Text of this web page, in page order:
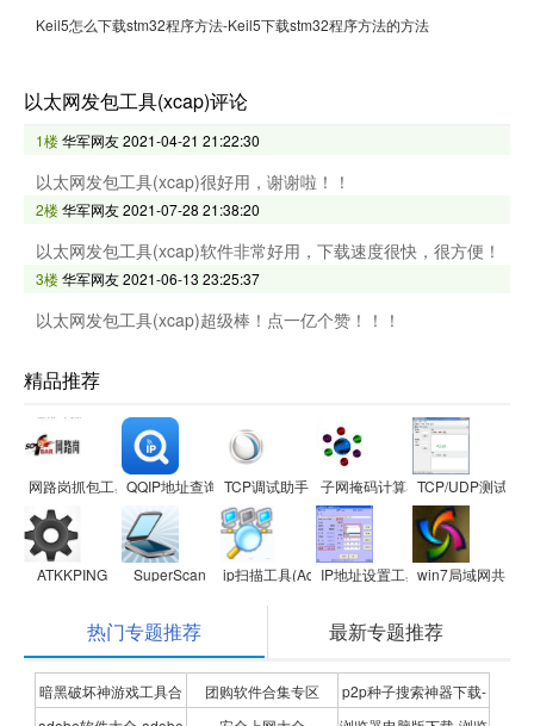
Keil5怎么下载stm32程序方法-Keil5下载stm32程序方法的方法
以太网发包工具(xcap)评论
1楼华军网友2021-04-21 21:22:30
以太网发包工具(xcap)很好用，谢谢啦！！
2楼华军网友2021-07-28 21:38:20
以太网发包工具(xcap)软件非常好用，下载速度很快，很方便！
3楼华军网友2021-06-13 23:25:37
以太网发包工具(xcap)超级棒！点一亿个赞！！！
精品推荐
网路岗抓包工具iptoolQQIP地址查询器TCP调试助手 子网掩码计算器TCP/UDP测试工
ATKKPING SuperScan ip扫描工具(Advanced IP Scanner)
IP地址设置工具win7局域网共享
热门专题推荐 最新专题推荐
暗黑破坏神游戏工具合
团购软件合集专区
p2p种子搜索神器下载-